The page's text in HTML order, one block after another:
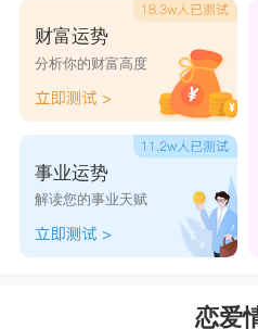
财富运势
分析你的财富高度
事业运势
解读您的事业天赋
恋爱